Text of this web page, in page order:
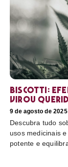
Biscotti:
virou
9 de agosto de 2025
Descubra tudo
usos medicinais
potente e